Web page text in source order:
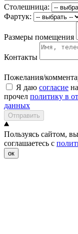
Столешница:
Фартук:
Размеры помещения
Контакты
Пожелания/
Я даю согласие
прочел политику в
данных
Отправить
Пользуясь сайтом,
соглашаетесь с
ок